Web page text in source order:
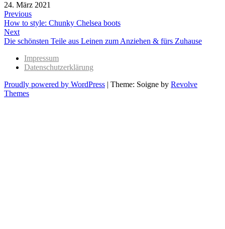
24. März 2021
Beitragsnavigation
Previous
Previous
post:
How to style: Chunky Chelsea boots
Next
Next
Die schönsten Teile aus Leinen zum Anziehen & fürs Zuhause
Impressum
Datenschutzerklärung
Proudly powered by WordPress | Theme: Soigne by Revolve
Themes